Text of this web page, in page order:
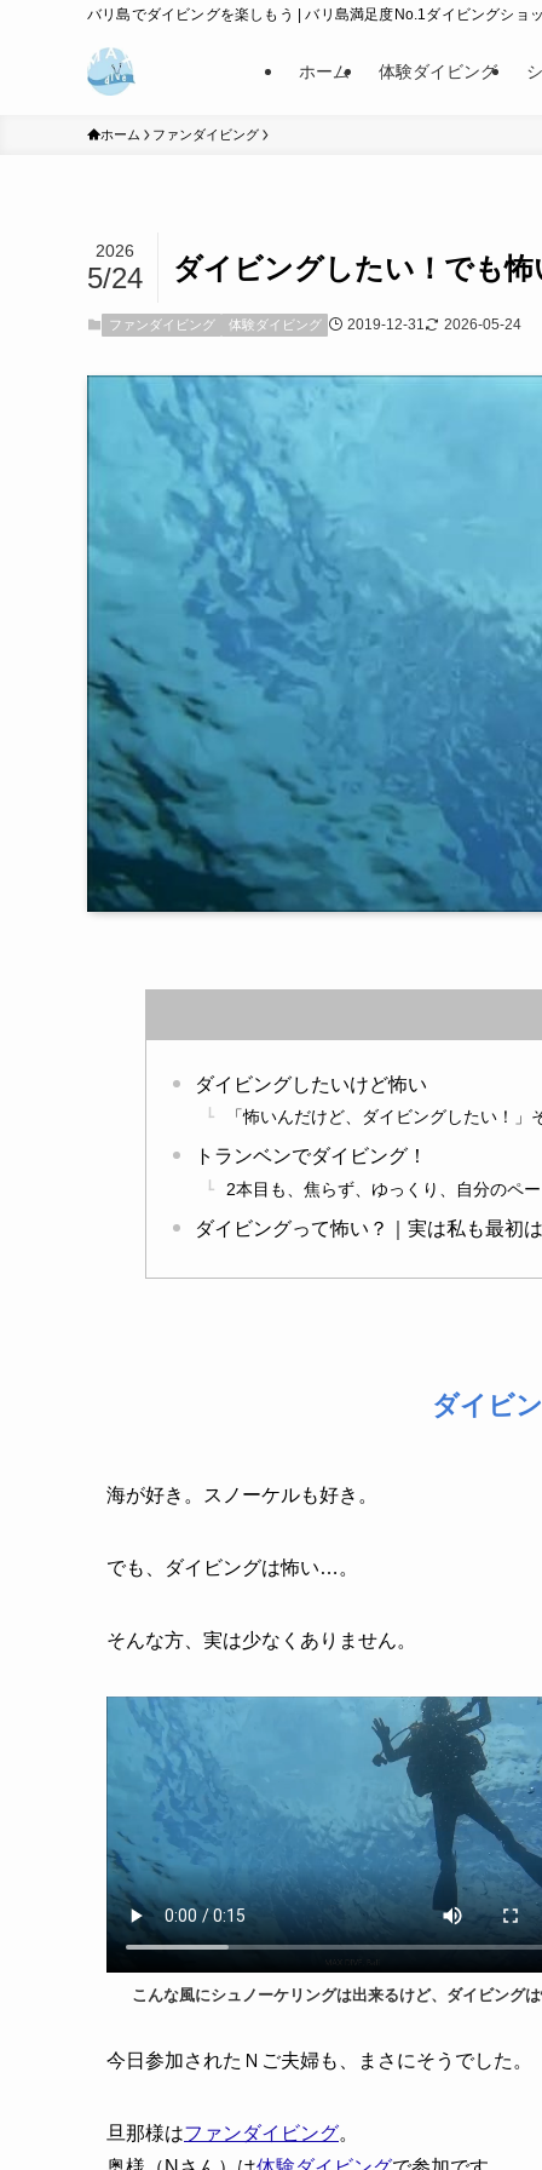
バリ島でダイビングを楽しもう | バリ島満足度No.1ダイビングショ
ホーム 体験ダイビング
ホーム ファンダイビング
ダイビングしたい！でも怖
2026
5/24
ファンダイビング 体験ダイビング 2019-12-31 2026-05-24
ダイビングしたいけど怖い
「怖いんだけど、ダイビングしたい！
トランベンでダイビング！
2本目も、焦らず、ゆっくり、自分のペ
ダイビングって怖い？｜実は私も最初
ダイビ
海が好き。スノーケルも好き。
でも、ダイビングは怖い…。
そんな方、実は少なくありません。
こんな風にシュノーケリングは出来るけど、ダイビング
今日参加されたＮご夫婦も、まさにそうでした。
旦那様はファンダイビング。